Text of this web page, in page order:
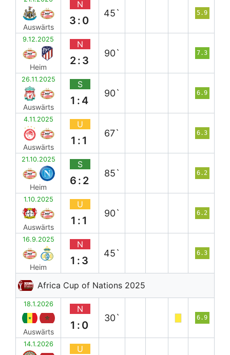
Auswärts
N
3:0
45` 5.9
9.12.2025
Heim
N
2:3
90` 7.3
26.11.2025
Auswärts
S
1:4
90` 6.9
4.11.2025
Auswärts
U
1:1
67` 6.3
21.10.2025
Heim
S
6:2
85` 6.2
1.10.2025
Auswärts
U
1:1
90` 6.2
16.9.2025
Heim
N
1:3
45` 6.3
Africa Cup of Nations 2025
18.1.2026
Auswärts
N
1:0
30` 6.9
14.1.2026 U